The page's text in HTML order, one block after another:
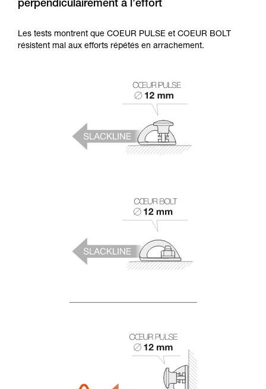
que nous ne décrivons pas ici.
perpendiculairement à l’effort
Les tests montrent que COEUR PULSE et COEUR BOLT
résistent mal aux efforts répétés en arrachement.